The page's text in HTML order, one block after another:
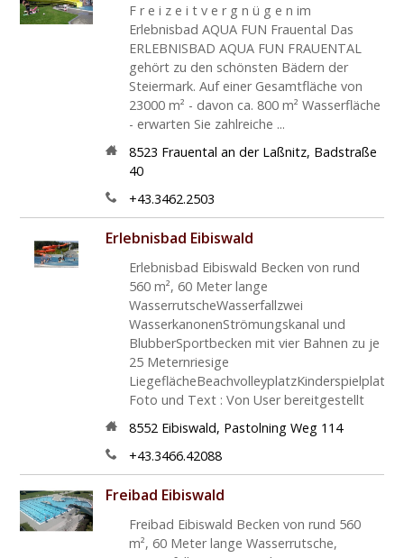
F r e i z e i t v e r g n ü g e n im
Erlebnisbad AQUA FUN Frauental Das
ERLEBNISBAD AQUA FUN FRAUENTAL
gehört zu den schönsten Bädern der
Steiermark. Auf einer Gesamtfläche von
23000 m² - davon ca. 800 m² Wasserfläche
- erwarten Sie zahlreiche ...
8523 Frauental an der Laßnitz, Badstraße
40
+43.3462.2503
Erlebnisbad Eibiswald
Erlebnisbad Eibiswald Becken von rund
560 m², 60 Meter lange
WasserrutscheWasserfallzwei
WasserkanonenStrömungskanal und
BlubberSportbecken mit vier Bahnen zu je
25 Meternriesige
LiegeflächeBeachvolleyplatzKinderspielplatz
Foto und Text : Von User bereitgestellt
8552 Eibiswald, Pastolning Weg 114
+43.3466.42088
Freibad Eibiswald
Freibad Eibiswald Becken von rund 560
m², 60 Meter lange Wasserrutsche,